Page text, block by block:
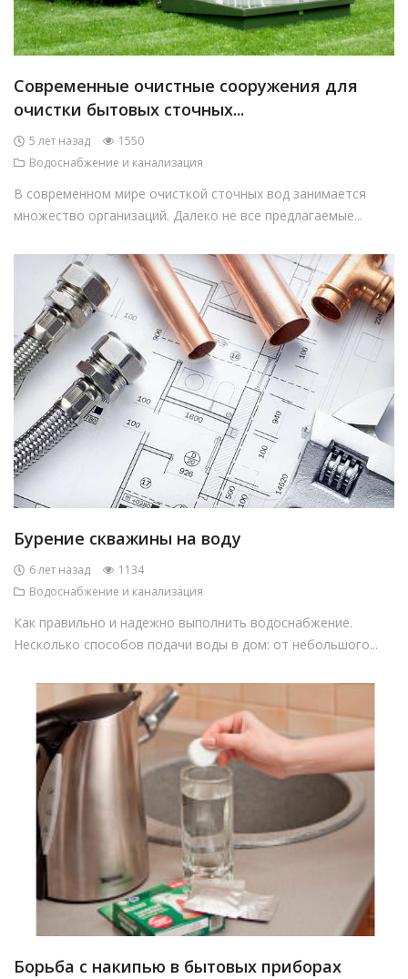
Современные очистные сооружения для
очистки бытовых сточных...
5 лет назад
1550
Водоснабжение и канализация
В современном мире очисткой сточных вод занимается
множество организаций. Далеко не все предлагаемые...
Бурение скважины на воду
6 лет назад
1134
Водоснабжение и канализация
Как правильно и надежно выполнить водоснабжение.
Несколько способов подачи воды в дом: от небольшого...
Борьба с накипью в бытовых приборах